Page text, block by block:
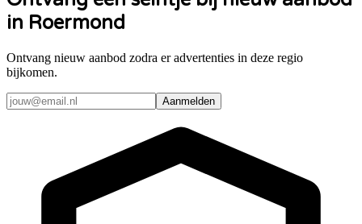
in Roermond
Ontvang nieuw aanbod zodra er advertenties in deze regio
bijkomen.
Aanmelden